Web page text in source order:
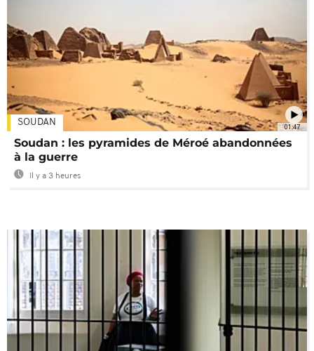
01:47
SOUDAN
Soudan : les pyramides de Méroé abandonnées
à la guerre
Il y a 3 heures